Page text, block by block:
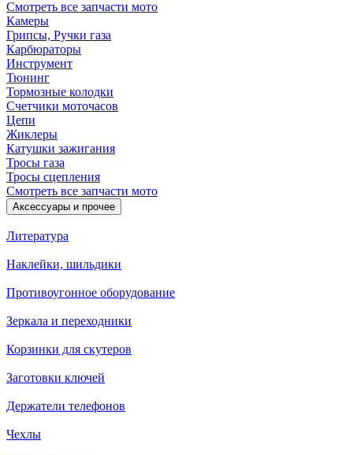
Смотреть все запчасти мото
Камеры
Грипсы, Ручки газа
Карбюраторы
Инструмент
Тюнинг
Тормозные колодки
Счетчики моточасов
Цепи
Жиклеры
Катушки зажигания
Тросы газа
Тросы сцепления
Смотреть все запчасти мото
Аксессуары и прочее
Литература
Наклейки, шильдики
Противоугонное оборудование
Зеркала и переходники
Корзинки для скутеров
Заготовки ключей
Держатели телефонов
Чехлы